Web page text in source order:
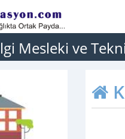
Mesleki ve